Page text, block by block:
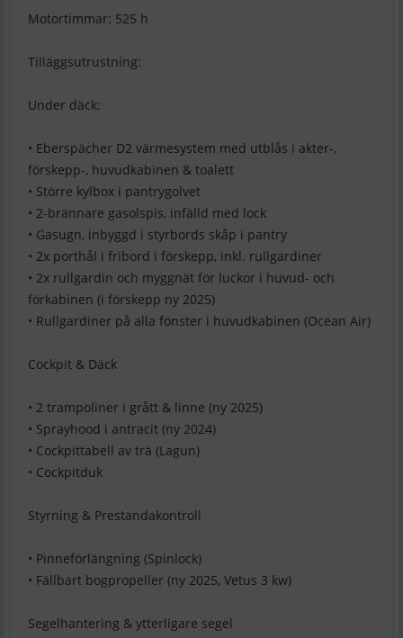
Motortimmar: 525 h
Tilläggsutrustning:
Under däck:
• Eberspächer D2 värmesystem med utblås i akter-,
förskepp-, huvudkabinen & toalett
• Större kylbox i pantrygolvet
• 2-brännare gasolspis, infälld med lock
• Gasugn, inbyggd i styrbords skåp i pantry
• 2x porthål i fribord i förskepp, inkl. rullgardiner
• 2x rullgardin och myggnät för luckor i huvud- och
förkabinen (i förskepp ny 2025)
• Rullgardiner på alla fönster i huvudkabinen (Ocean Air)
Cockpit & Däck
• 2 trampoliner i grått & linne (ny 2025)
• Sprayhood i antracit (ny 2024)
• Cockpittabell av trä (Lagun)
• Cockpitduk
Styrning & Prestandakontroll
• Pinneförlängning (Spinlock)
• Fällbart bogpropeller (ny 2025, Vetus 3 kw)
Segelhantering & ytterligare segel